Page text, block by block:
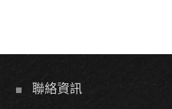
聯絡資訊